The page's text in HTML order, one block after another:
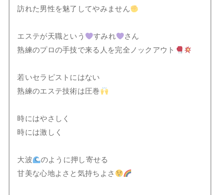
訪れた男性を魅了してやみません
エステが天職という すみれ
さん
熟練のプロの手技で来る人を完全ノックアウト
若いセラピストにはない
熟練のエステ技術は圧巻
時にはやさしく
時には激しく
大波
のように押し寄せる
甘美な心地よさと気持ちよさ